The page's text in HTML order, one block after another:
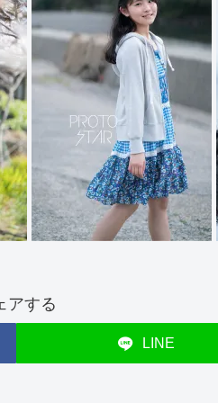
アする
LINE